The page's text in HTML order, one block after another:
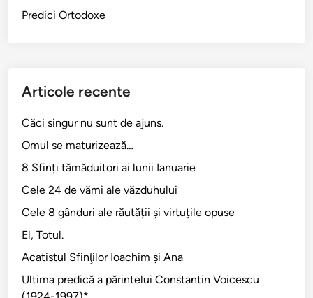
Predici Ortodoxe
Articole recente
Căci singur nu sunt de ajuns.
Omul se maturizează…
8 Sfinți tămăduitori ai lunii Ianuarie
Cele 24 de vămi ale văzduhului
Cele 8 gânduri ale răutății și virtuțile opuse
El, Totul.
Acatistul Sfinţilor Ioachim şi Ana
Ultima predică a părintelui Constantin Voicescu